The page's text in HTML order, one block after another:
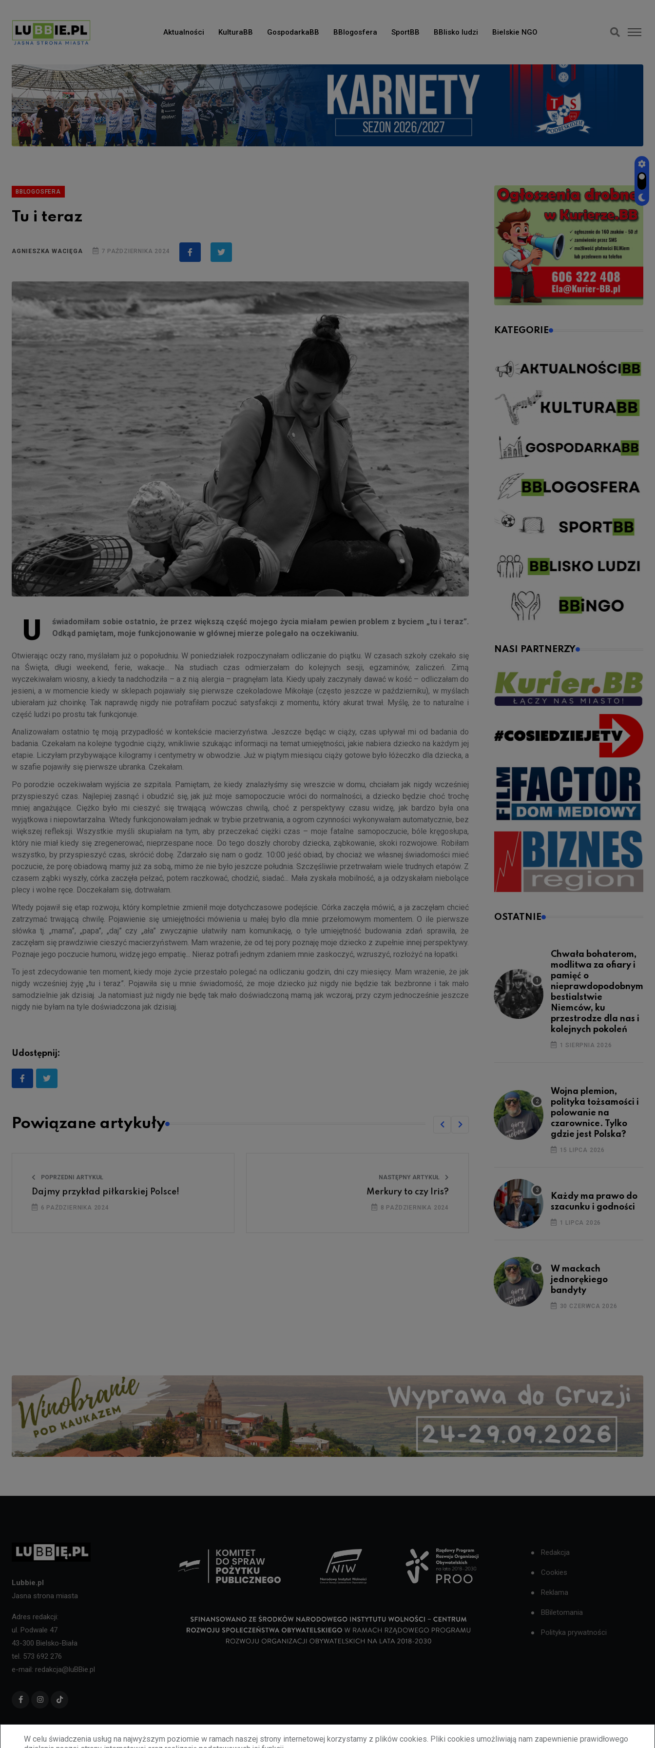
W celu świadczenia usług na najwyższym poziomie w ramach naszej strony internetowej korzystamy z plików cookies. Pliki cookies umożliwiają nam zapewnienie prawidłowego
Aktualności KulturaBB GospodarkaBB BBlogosfera SportBB BBlisko ludzi Bielskie NGO
BBLOGOSFERA
Tu i teraz
AGNIESZKA WACIĘGA 7 PAŹDZIERNIKA 2024
U
świadomiłam sobie ostatnio, że przez większą część mojego życia miałam pewien problem z byciem „tu i teraz”.
Odkąd pamiętam, moje funkcjonowanie w głównej mierze polegało na oczekiwaniu.
Otwierając oczy rano, myślałam już o popołudniu. W poniedziałek rozpoczynałam odliczanie do piątku. W czasach szkoły czekało się
na Święta, długi weekend, ferie, wakacje... Na studiach czas odmierzałam do kolejnych sesji, egzaminów, zaliczeń. Zimą
wyczekiwałam wiosny, a kiedy ta nadchodziła – a z nią alergia – pragnęłam lata. Kiedy upały zaczynały dawać w kość – odliczałam do
jesieni, a w momencie kiedy w sklepach pojawiały się pierwsze czekoladowe Mikołaje (często jeszcze w październiku), w myślach
ubierałam już choinkę. Tak naprawdę nigdy nie potrafiłam poczuć satysfakcji z momentu, który akurat trwał. Myślę, że to naturalne i
część ludzi po prostu tak funkcjonuje.
Analizowałam ostatnio tę moją przypadłość w kontekście macierzyństwa. Jeszcze będąc w ciąży, czas upływał mi od badania do
badania. Czekałam na kolejne tygodnie ciąży, wnikliwie szukając informacji na temat umiejętności, jakie nabiera dziecko na każdym jej
etapie. Liczyłam przybywające kilogramy i centymetry w obwodzie. Już w piątym miesiącu ciąży gotowe było łóżeczko dla dziecka, a
w szafie pojawiły się pierwsze ubranka. Czekałam.
Po porodzie oczekiwałam wyjścia ze szpitala. Pamiętam, że kiedy znalazłyśmy się wreszcie w domu, chciałam jak nigdy wcześniej
przyspieszyć czas. Najlepiej zasnąć i obudzić się, jak już moje samopoczucie wróci do normalności, a dziecko będzie choć trochę
mniej angażujące. Ciężko było mi cieszyć się trwającą wówczas chwilą, choć z perspektywy czasu widzę, jak bardzo była ona
wyjątkowa i niepowtarzalna. Wtedy funkcjonowałam jednak w trybie przetrwania, a ogrom czynności wykonywałam automatycznie, bez
większej refleksji. Wszystkie myśli skupiałam na tym, aby przeczekać ciężki czas – moje fatalne samopoczucie, bóle kręgosłupa,
który nie miał kiedy się zregenerować, nieprzespane noce. Do tego doszły choroby dziecka, ząbkowanie, skoki rozwojowe. Robiłam
wszystko, by przyspieszyć czas, skrócić dobę. Zdarzało się nam o godz. 10:00 jeść obiad, by chociaż we własnej świadomości mieć
poczucie, że porę obiadową mamy już za sobą, mimo że nie było jeszcze południa. Szczęśliwie przetrwałam wiele trudnych etapów. Z
czasem ząbki wyszły, córka zaczęła pełzać, potem raczkować, chodzić, siadać... Mała zyskała mobilność, a ja odzyskałam niebolące
plecy i wolne ręce. Doczekałam się, dotrwałam.
Wtedy pojawił się etap rozwoju, który kompletnie zmienił moje dotychczasowe podejście. Córka zaczęła mówić, a ja zaczęłam chcieć
zatrzymać trwającą chwilę. Pojawienie się umiejętności mówienia u małej było dla mnie przełomowym momentem. O ile pierwsze
słówka tj. „mama”, „papa”, „daj” czy „ała” zwyczajnie ułatwiły nam komunikację, o tyle umiejętność budowania zdań sprawiła, że
zaczęłam się prawdziwie cieszyć macierzyństwem. Mam wrażenie, że od tej pory poznaję moje dziecko z zupełnie innej perspektywy.
Poznaje jego poczucie humoru, widzę jego empatię... Nieraz potrafi jednym zdaniem mnie zaskoczyć, wzruszyć, rozłożyć na łopatki.
To jest zdecydowanie ten moment, kiedy moje życie przestało polegać na odliczaniu godzin, dni czy miesięcy. Mam wrażenie, że jak
nigdy wcześniej żyję „tu i teraz”. Pojawiła się u mnie świadomość, że moje dziecko już nigdy nie będzie tak bezbronne i tak mało
samodzielnie jak dzisiaj. Ja natomiast już nigdy nie będę tak mało doświadczoną mamą jak wczoraj, przy czym jednocześnie jeszcze
nigdy nie byłam na tyle doświadczona jak dzisiaj.
Udostępnij:
Powiązane artykuły
POPRZEDNI ARTYKUŁ
Dajmy przykład piłkarskiej Polsce!
6 PAŹDZIERNIKA 2024
NASTĘPNY ARTYKUŁ
Merkury to czy Iris?
8 PAŹDZIERNIKA 2024
KATEGORIE
NASI PARTNERZY
OSTATNIE
Chwała bohaterom,
modlitwa za ofiary i
pamięć o
nieprawdopodobnym
bestialstwie
Niemców, ku
przestrodze dla nas i
kolejnych pokoleń
1 SIERPNIA 2026
Wojna plemion,
polityka tożsamości i
polowanie na
czarownice. Tylko
gdzie jest Polska?
15 LIPCA 2026
Każdy ma prawo do
szacunku i godności
1 LIPCA 2026
W mackach
jednorękiego
bandyty
30 CZERWCA 2026
Lubbie.pl
Jasna strona miasta
Adres redakcji:
ul. Podwale 47
43-300 Bielsko-Biała
tel. 573 692 276
e-mail: redakcja@luBBie.pl
Redakcja
Cookies
Reklama
BBiletomania
Polityka prywatności